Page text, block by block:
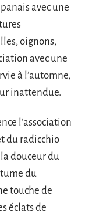
avec une
oignons,
avec une
à l’automne,
inattendue.
l’association
du radicchio
douceur du
du
touche de
éclats de